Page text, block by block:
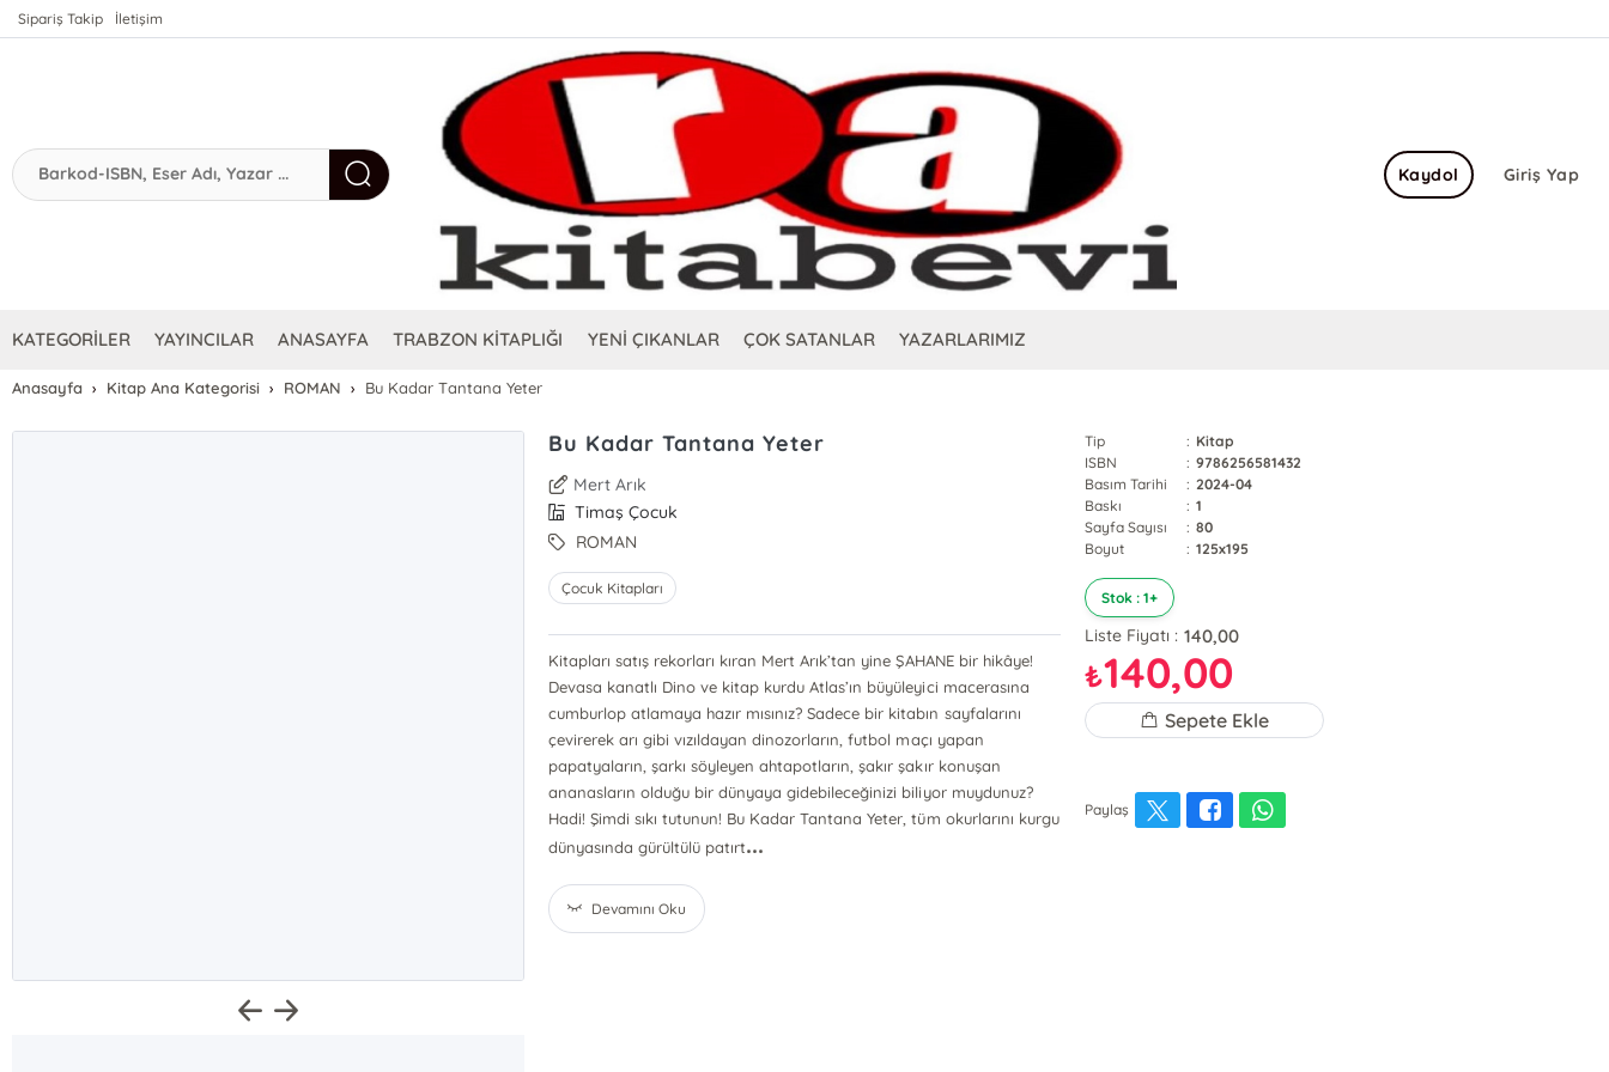
Sipariş Takip İletişim
Giriş Yap
Kaydol
KATEGORİLER YAYINCILAR ANASAYFA TRABZON KİTAPLIĞI YENİ ÇIKANLAR ÇOK SATANLAR YAZARLARIMIZ
Anasayfa Kitap Ana Kategorisi ROMAN Bu Kadar Tantana Yeter
Bu Kadar Tantana Yeter
Mert Arık
Timaş Çocuk
ROMAN
Çocuk Kitapları
Kitapları satış rekorları kıran Mert Arık’tan yine ŞAHANE bir hikâye!
Devasa kanatlı Dino ve kitap kurdu Atlas’ın büyüleyici macerasına
cumburlop atlamaya hazır mısınız? Sadece bir kitabın sayfalarını
çevirerek arı gibi vızıldayan dinozorların, futbol maçı yapan
papatyaların, şarkı söyleyen ahtapotların, şakır şakır konuşan
ananasların olduğu bir dünyaya gidebileceğinizi biliyor muydunuz?
Hadi! Şimdi sıkı tutunun! Bu Kadar Tantana Yeter, tüm okurlarını kurgu
dünyasında gürültülü patırt...
Devamını Oku
Tip : Kitap
ISBN
: 9786256581432
Basım Tarihi
: 2024-04
Baskı
: 1
Sayfa Sayısı
: 80
Boyut
: 125x195
Stok : 1+
Liste Fiyatı : 140,00
₺140,00
Sepete Ekle
Paylaş